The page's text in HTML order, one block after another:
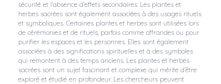
sécurité et l’absence d’effets secondaires. Les plantes et
herbes sacrées sont également associées à des usages rituels
et symboliques. Certaines plantes et herbes sont utilisées lors
de cérémonies et de rituels, parfois comme offrandes ou pour
purifier les espaces et les personnes. Elles sont également
associées à des significations spirituelles et à des symboles
qui remontent à des temps anciens. Les plantes et herbes
sacrées sont un sujet fascinant et complexe qui mérite d’être
exploré et étudié en profondeur. Les chercheurs peuvent